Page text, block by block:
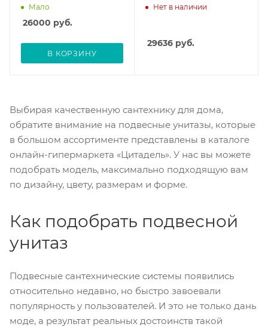
Мало
26000 руб.
В КОРЗИНУ
Нет в наличии
29636руб.
Выбирая качественную сантехнику для дома,
обратите внимание на подвесные унитазы, которые
в большом ассортименте представлены в каталоге
онлайн-гипермаркета «Цитадель». У нас вы можете
подобрать модель, максимально подходящую вам
по дизайну, цвету, размерам и форме.
Как подобрать подвесной
унитаз
Подвесные сантехнические системы появились
относительно недавно, но быстро завоевали
популярность у пользователей. И это не только дань
моде, а результат реальных достоинств такой